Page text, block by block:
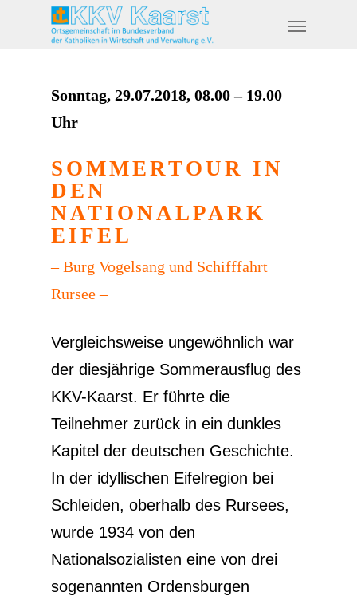
Sonntag, 29.07.2018, 08.00 – 19.00
Uhr
SOMMERTOUR IN
DEN
NATIONALPARK
EIFEL
– Burg Vogelsang und Schifffahrt
Rursee –
Vergleichsweise ungewöhnlich war
der diesjährige Sommerausflug des
KKV-Kaarst. Er führte die
Teilnehmer zurück in ein dunkles
Kapitel der deutschen Geschichte.
In der idyllischen Eifelregion bei
Schleiden, oberhalb des Rursees,
wurde 1934 von den
Nationalsozialisten eine von drei
sogenannten Ordensburgen